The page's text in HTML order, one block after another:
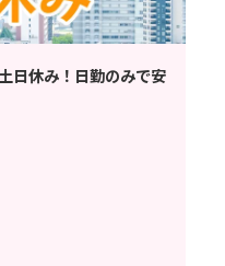
日休み！日勤のみで安